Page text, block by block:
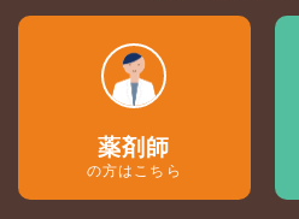
薬剤師
の方はこちら